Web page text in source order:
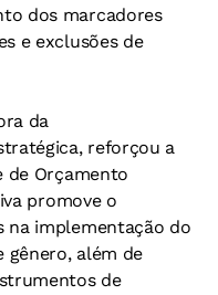
dos marcadores
e exclusões de
da
reforçou a
de Orçamento
promove o
na implementação do
gênero, além de
de